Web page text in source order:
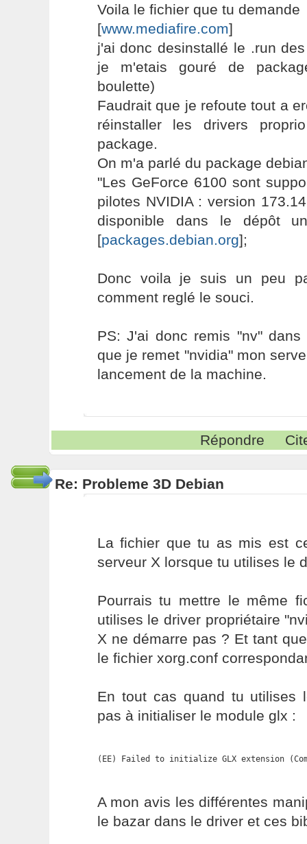
Voila le fichier que tu demande
[www.mediafire.com]
j'ai donc desinstallé le .run
je m'etais gouré de
boulette)
Faudrait que je refoute tout a
réinstaller les drivers
package.
On m'a parlé du package
"Les GeForce 6100 sont
pilotes NVIDIA : version
disponible dans le dépôt
[packages.debian.org];
Donc voila je suis un peu
comment reglé le souci.
PS: J'ai donc remis "nv"
que je remet "nvidia" mon
lancement de la machine.
Répondre
Re: Probleme 3D Debian
La fichier que tu as mis est
serveur X lorsque tu utilises le
Pourrais tu mettre le même
utilises le driver propriétaire
X ne démarre pas ? Et tant
le fichier xorg.conf
En tout cas quand tu utilises
pas à initialiser le module glx :
(EE) Failed to initialize GLX extension
A mon avis les différentes
le bazar dans le driver et ces